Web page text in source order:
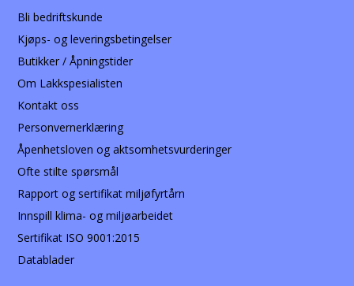
Bli bedriftskunde
Kjøps- og leveringsbetingelser
Butikker / Åpningstider
Om Lakkspesialisten
Kontakt oss
Personvernerklæring
Åpenhetsloven og aktsomhetsvurderinger
Ofte stilte spørsmål
Rapport og sertifikat miljøfyrtårn
Innspill klima- og miljøarbeidet
Sertifikat ISO 9001:2015
Datablader